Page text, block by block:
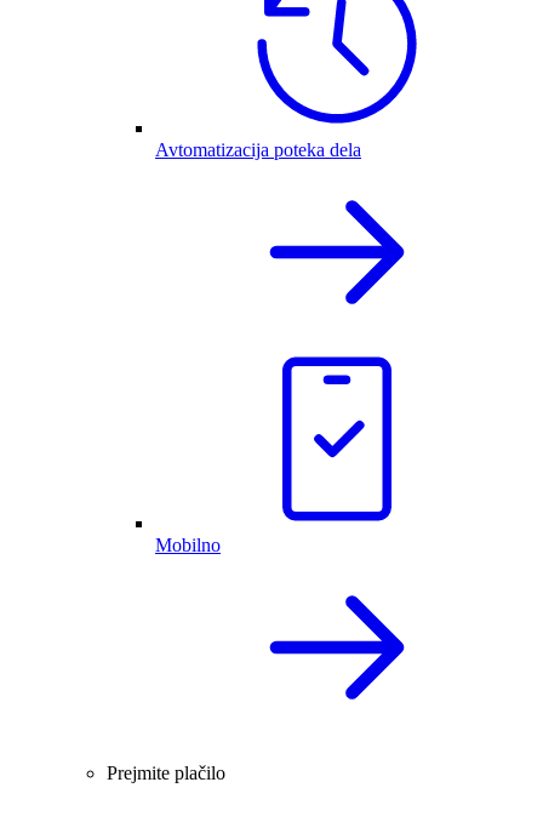
Avtomatizacija poteka dela
Mobilno
Prejmite plačilo